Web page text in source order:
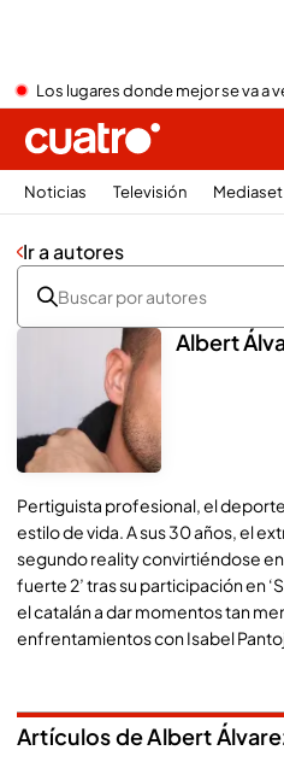
Los lugares donde mejor se va a
Noticias Televisión
Ir a autores
Albert
Pertiguista profesional, el deporte
estilo de vida. A sus 30 años, el
segundo reality convirtiéndose en
fuerte 2’ tras su participación en
el catalán a dar momentos tan
enfrentamientos con Isabel
Artículos de Albert